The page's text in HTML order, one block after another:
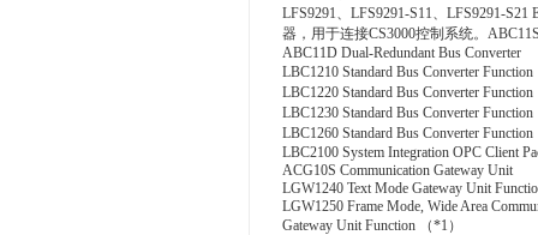
LFS9291、LFS9291-S11、LFS9291-S21
器，用于连接CS3000控制系统。
ABC11D Dual-Redundant Bus Converter
LBC1210 Standard Bus Converter
LBC1220 Standard Bus Converter
LBC1230 Standard Bus Converter
LBC1260 Standard Bus Converter
LBC2100 System Integration OPC Client
ACG10S Communication Gateway Unit
LGW1240 Text Mode Gateway Unit
LGW1250 Frame Mode, Wide Area
Gateway Unit Function （*1）